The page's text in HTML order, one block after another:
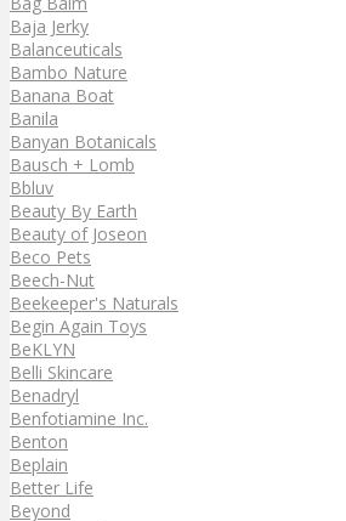
Baja Jerky
Balanceuticals
Bambo Nature
Banana Boat
Banila
Banyan Botanicals
Bausch + Lomb
Bbluv
Beauty By Earth
Beauty of Joseon
Beco Pets
Beech-Nut
Beekeeper's Naturals
Begin Again Toys
BeKLYN
Belli Skincare
Benadryl
Benfotiamine Inc.
Benton
Beplain
Better Life
Beyond